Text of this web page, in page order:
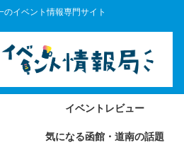
のイベント情報専門サイト
イベントレビュー
気になる函館・道南の話題